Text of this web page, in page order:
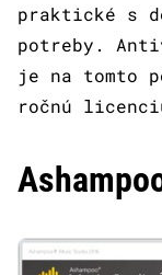
praktické s
potreby.
je na tomto
ročnú